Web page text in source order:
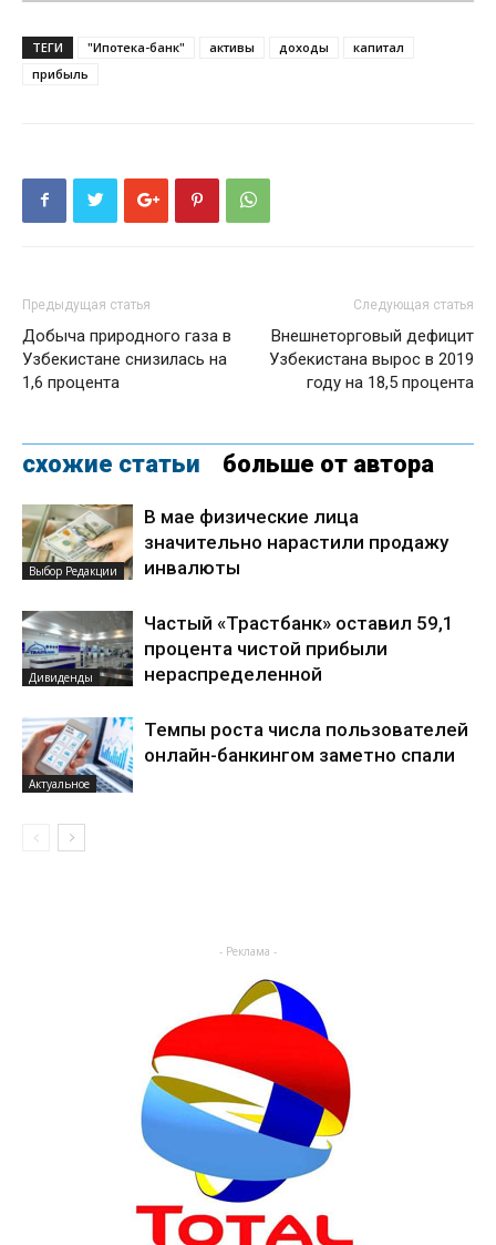
ТЕГИ "Ипотека-банк" активы доходы
капитал
прибыль
Предыдущая статья
Добыча природного газа в
Узбекистане снизилась на
1,6 процента
Следующая статья
Внешнеторговый дефицит
Узбекистана вырос в 2019
году на 18,5 процента
схожие статьи больше от автора
Выбор Редакции
В мае физические лица
значительно нарастили продажу
инвалюты
Дивиденды
Частый «Трастбанк» оставил 59,1
процента чистой прибыли
нераспределенной
Актуальное
Темпы роста числа пользователей
онлайн-банкингом заметно спали
- Реклама -